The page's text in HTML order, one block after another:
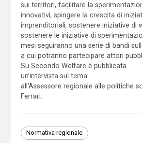
sui territori, facilitare la
innovativi, spingere la crescita di
imprenditoriali, sostenere iniziative di
sostenere le iniziative di
mesi seguiranno una serie di bandi
a cui potranno partecipare attori
Su Secondo Welfare è pubblicata
un’intervista sul tema
all’Assessore regionale alle politiche
Ferrari.
Normativa regionale